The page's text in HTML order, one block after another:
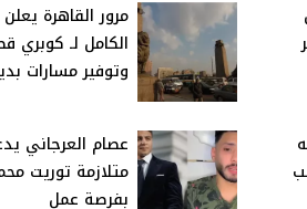
مرور القاهرة
الكامل لـ كوبري
وتوفير مسارات
عصام العرجاني
متلازمة توريت
بفرصة عمل